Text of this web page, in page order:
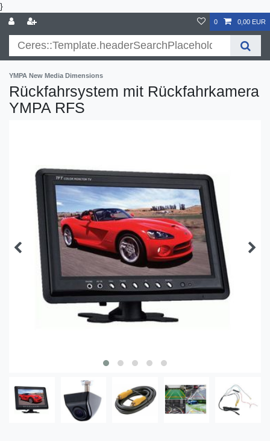
}
0 0,00 EUR
YMPA New Media Dimensions
Rückfahrsystem mit Rückfahrkamera
YMPA RFS